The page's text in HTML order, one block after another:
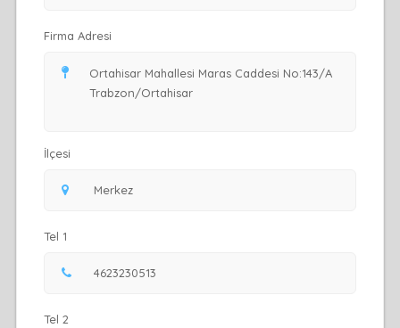
Firma Adresi
İlçesi
Tel 1
Tel 2